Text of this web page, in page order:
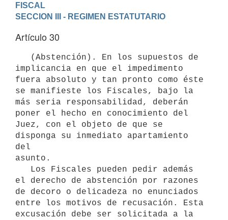
FISCAL
SECCION III - REGIMEN ESTATUTARIO
Artículo 30
implicancia en que el impedimento
fuera absoluto y tan pronto como éste
se manifieste los Fiscales, bajo la
más seria responsabilidad, deberán
poner el hecho en conocimiento del
Juez, con el objeto de que se
disponga su inmediato apartamiento
del
asunto.
el derecho de abstención por razones
de decoro o delicadeza no enunciados
entre los motivos de recusación. Esta
excusación debe ser solicitada a la